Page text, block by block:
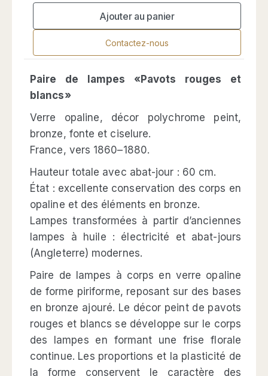
Ajouter au panier
Contactez-nous
Paire de lampes «Pavots rouges et
blancs»
Verre opaline, décor polychrome peint,
bronze, fonte et ciselure.
France, vers 1860–1880.
Hauteur totale avec abat-jour : 60 cm.
État : excellente conservation des corps en
opaline et des éléments en bronze.
Lampes transformées à partir d’anciennes
lampes à huile : électricité et abat-jours
(Angleterre) modernes.
Paire de lampes à corps en verre opaline
de forme piriforme, reposant sur des bases
en bronze ajouré. Le décor peint de pavots
rouges et blancs se développe sur le corps
des lampes en formant une frise florale
continue. Les proportions et la plasticité de
la forme conservent le caractère des